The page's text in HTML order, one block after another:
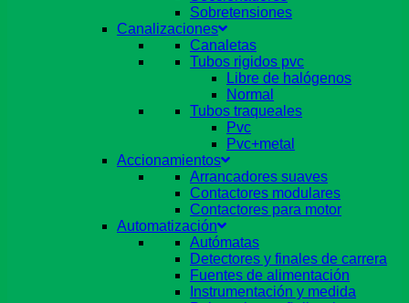
Sobretensiones
Canalizaciones
Canaletas
Tubos rigidos pvc
Libre de halógenos
Normal
Tubos traqueales
Pvc
Pvc+metal
Accionamientos
Arrancadores suaves
Contactores modulares
Contactores para motor
Automatización
Autómatas
Detectores y finales de carrera
Fuentes de alimentación
Instrumentación y medida